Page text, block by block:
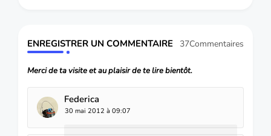
ENREGISTRER UN COMMENTAIRE 37Commentaires
Merci de ta visite et au plaisir de te lire bientôt.
Federica
30 mai 2012 à 09:07